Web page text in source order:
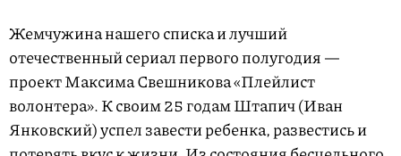
Жемчужина нашего списка и лучший
отечественный сериал первого полугодия —
проект Максима Свешникова «Плейлист
волонтера». К своим 25 годам Штапич (Иван
Янковский) успел завести ребенка, развестись и